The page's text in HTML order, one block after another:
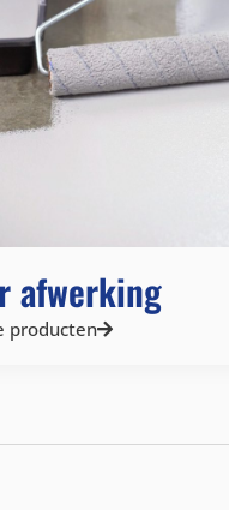
afwerking
producten